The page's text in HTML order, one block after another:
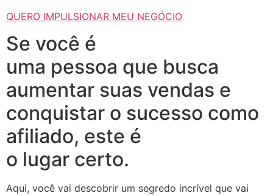
QUERO IMPULSIONAR MEU NEGÓCIO
Se você é
uma pessoa que busca
aumentar suas vendas e
conquistar o sucesso como
afiliado, este é
o lugar certo.
Aqui, você vai descobrir um segredo incrível que vai